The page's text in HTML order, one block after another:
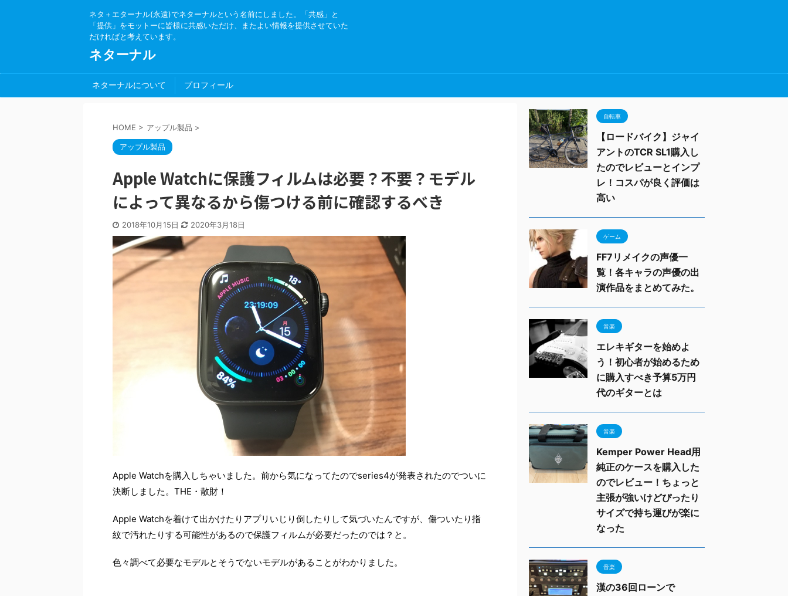
ネタ＋エターナル(永遠)でネターナルという名前にしました。「共感」と
「提供」をモットーに皆様に共感いただけ、またよい情報を提供させていた
だければと考えています。
ネターナル
ネターナルについて プロフィール
HOME > アップル製品 >
アップル製品
Apple Watchに保護フィルムは必要？不要？モデル
によって異なるから傷つける前に確認するべき
2018年10月15日 2020年3月18日
Apple Watchを購入しちゃいました。前から気になってたのでseries4が発表されたのでついに
決断しました。THE・散財！
Apple Watchを着けて出かけたりアプリいじり倒したりして気づいたんですが、傷ついたり指
紋で汚れたりする可能性があるので保護フィルムが必要だったのでは？と。
色々調べて必要なモデルとそうでないモデルがあることがわかりました。
自転車
【ロードバイク】ジャイ
アントのTCR SL1購入し
たのでレビューとインプ
レ！コスパが良く評価は
高い
ゲーム
FF7リメイクの声優一
覧！各キャラの声優の出
演作品をまとめてみた。
音楽
エレキギターを始めよ
う！初心者が始めるため
に購入すべき予算5万円
代のギターとは
音楽
Kemper Power Head用
純正のケースを購入した
のでレビュー！ちょっと
主張が強いけどぴったり
サイズで持ち運びが楽に
なった
音楽
漢の36回ローンで